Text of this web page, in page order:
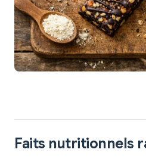
Faits nutritionnels